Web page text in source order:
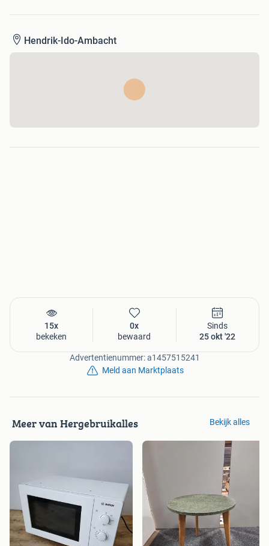
Hendrik-Ido-Ambacht
15x
bekeken
0x
bewaard
Sinds
25 okt '22
Advertentienummer: a1457515241
Meld aan Marktplaats
Meer van Hergebruikalles Bekijk alles